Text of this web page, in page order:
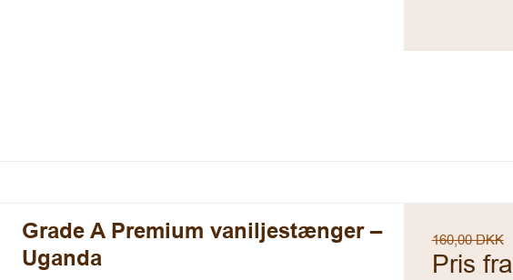
Grade A Premium vaniljestænger –
Uganda
160,00 DKK
Pris fra